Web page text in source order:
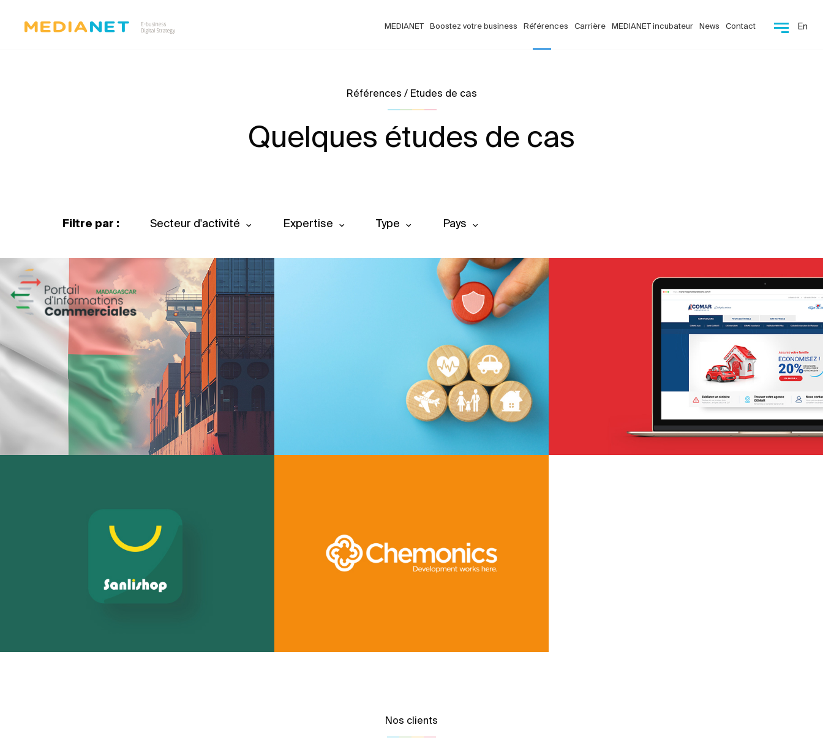
MEDIANET Boostez votre business Références Carrière MEDIANET incubateur News Contact En
Références / Etudes de cas
Quelques études de cas
Filtre par : Secteur d'activité Expertise Type Pays
GAT ASSURANCES
Assurance
Marketing Digital & Com 360°
Plateformes digitales
Référencement
Stratégie Social Media
Activation digitale & média
Web, Intranet et Extranet
Marketing Digital & Com 360°
Nos clients